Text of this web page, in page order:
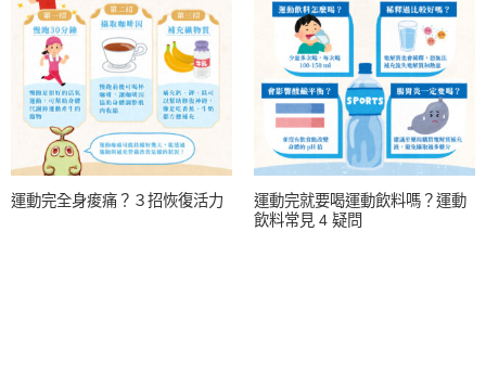
運動完全身痠痛？３招恢復活力
運動完就要喝運動飲料嗎？運動
飲料常見 4 疑問